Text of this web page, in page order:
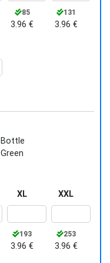
85
3.96 €
131
3.96 €
Bottle
Green
XL
193
3.96 €
XXL
253
3.96 €